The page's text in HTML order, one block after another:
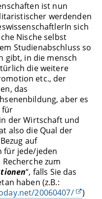
ist nun
werdenden
sich
Nische selbst
Studienabschluss so
gibt, in die mensch
die weitere
etc., der
das
aber es
für
der Wirtschaft und
also die Qual der
auf
für jede/jeden
zum
“, falls Sie das
haben (z.B.:
20060407/
)